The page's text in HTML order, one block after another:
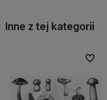
Inne z tej kategorii
Do
Do